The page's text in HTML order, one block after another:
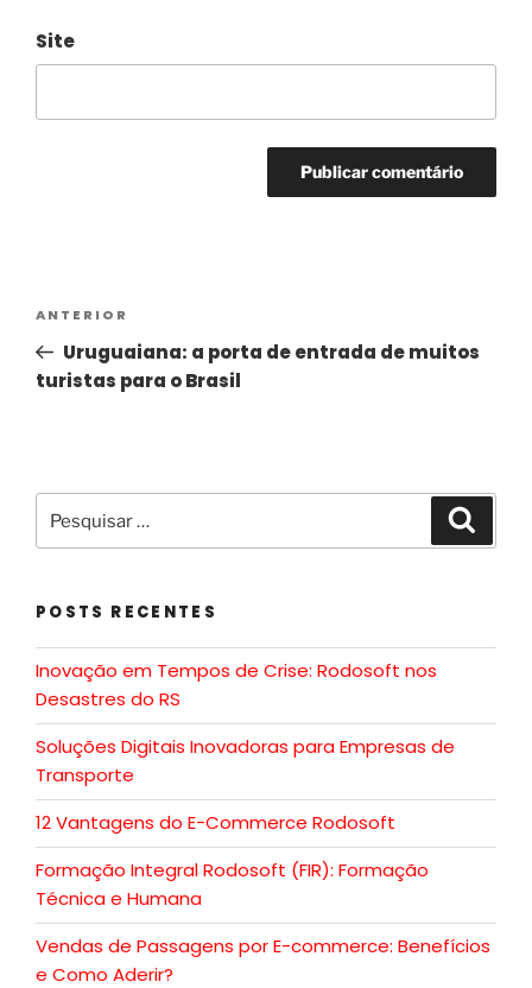
Site
ANTERIOR
Uruguaiana: a porta de entrada de muitos
turistas para o Brasil
POSTS RECENTES
Inovação em Tempos de Crise: Rodosoft nos
Desastres do RS
Soluções Digitais Inovadoras para Empresas de
Transporte
12 Vantagens do E-Commerce Rodosoft
Formação Integral Rodosoft (FIR): Formação
Técnica e Humana
Vendas de Passagens por E-commerce: Benefícios
e Como Aderir?